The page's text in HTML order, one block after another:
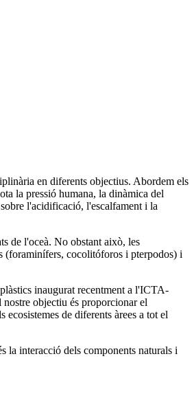
en diferents objectius. Abordem els
la pressió humana, la dinàmica del
l'acidificació, l'escalfament i la
de l'oceà. No obstant això, les
(foraminífers, cocolitóforos i pterpodos) i
inaugurat recentment a l'ICTA-
objectiu és proporcionar el
de diferents àrees a tot el
la interacció dels components naturals i